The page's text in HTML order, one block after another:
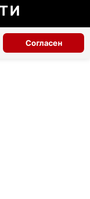
Согласен